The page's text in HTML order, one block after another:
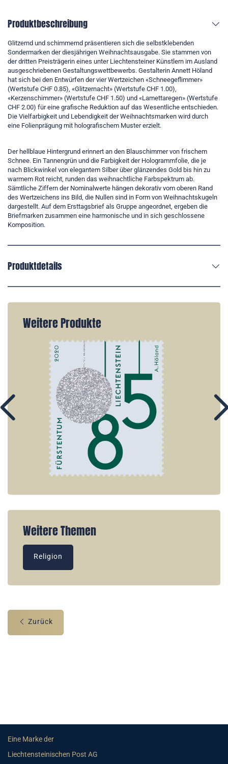
Produktbeschreibung
Glitzernd und schimmernd präsentieren sich die selbstklebenden
Sondermarken der diesjährigen Weihnachtsausgabe. Sie stammen von
der dritten Preisträgerin eines unter Liechtensteiner Künstlern im Ausland
ausgeschriebenen Gestaltungswettbewerbs. Gestalterin Annett Höland
hat sich bei den Entwürfen der vier Wertzeichen «Schneegeflimmer»
(Wertstufe CHF 0.85), «Glitzernacht» (Wertstufe CHF 1.00),
«Kerzenschimmer» (Wertstufe CHF 1.50) und «Lamettaregen» (Wertstufe
CHF 2.00) für eine grafische Reduktion auf das Wesentliche entschieden.
Die Vielfarbigkeit und Lebendigkeit der Weihnachtsmarken wird durch
eine Folienprägung mit holografischem Muster erzielt.
Der hellblaue Hintergrund erinnert an den Blauschimmer von frischem
Schnee. Ein Tannengrün und die Farbigkeit der Hologrammfolie, die je
nach Blickwinkel von elegantem Silber über glänzendes Gold bis hin zu
warmem Rot reicht, runden das weihnachtliche Farbspektrum ab.
Sämtliche Ziffern der Nominalwerte hängen dekorativ vom oberen Rand
des Wertzeichens ins Bild, die Nullen sind in Form von Weihnachtskugeln
dargestellt. Auf dem Ersttagsbrief als Gruppe angeordnet, ergeben die
Briefmarken zusammen eine harmonische und in sich geschlossene
Komposition.
Produktdetails
Weitere Produkte
Weitere Themen
Religion
Zurück
Eine Marke der
Liechtensteinischen Post AG